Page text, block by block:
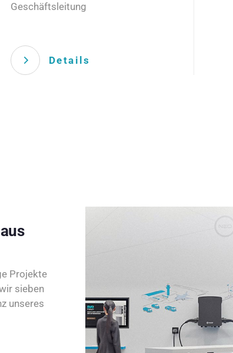
Geschäftsleitung
Details
Projekte
sieben
unseres